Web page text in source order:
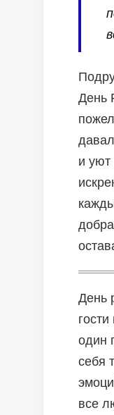
День
и уют
День
один
себя
все